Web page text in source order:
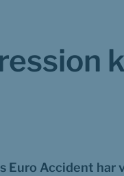
Accident har